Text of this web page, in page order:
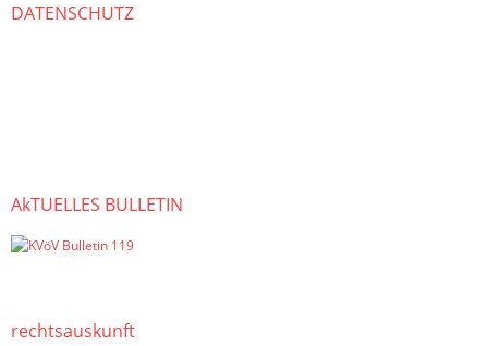
DATENSCHUTZ
AkTUELLES BULLETIN
rechts­auskunft